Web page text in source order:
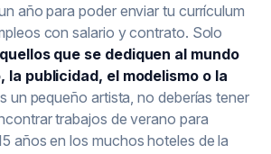
año para poder enviar tu currículum
con salario y contrato. Solo
que se dediquen al mundo
la publicidad, el modelismo o la
un pequeño artista, no deberías tener
trabajos de verano para
años en los muchos hoteles de la